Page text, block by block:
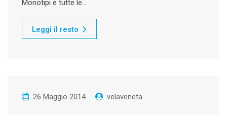
Monotipi e tutte le…
Leggi il resto
26 Maggio 2014 velaveneta